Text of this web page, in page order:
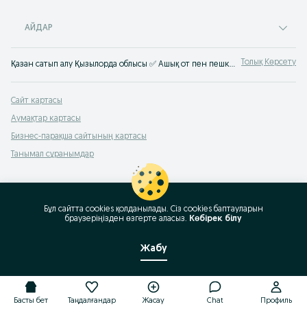
АЙДАР
Қазан сатып алу Қызылорда облысы ✅ Ашық от пен пешке арналған сапалы қазандар ⭐ Қазанды қол жетімді бағамен OLX.kz-те сатып алу! Толық Көрсету
Сайт картасы
Аумақтар картасы
Бизнес-парақша сайтының картасы
Танымал сұранымдар
Басты бет Таңдалғандар Жасау Chat Профиль
Бұл сайтта cookies қолданылады. Сіз cookies баптауларын
браузеріңізден өзгерте аласыз. Көбірек білу
Жабу